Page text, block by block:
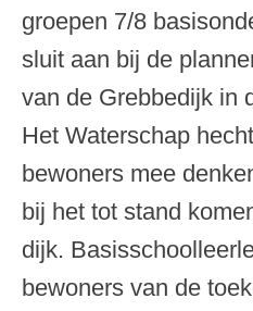
groepen 7/8
sluit aan bij de
van de Grebbedijk in
Het Waterschap
bewoners mee
bij het tot stand
dijk.
bewoners van de